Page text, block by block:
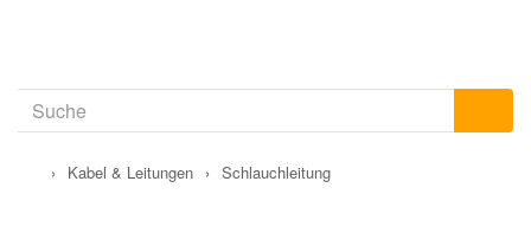
› Kabel & Leitungen › Schlauchleitung